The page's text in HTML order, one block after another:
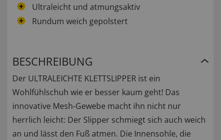
Ultraleicht und atmungsaktiv
Rundum weich gepolstert
BESCHREIBUNG
Der ULTRALEICHTE KLETTSLIPPER ist ein
Wohlfühlschuh wie er besser kaum geht! Das
innovative Mesh-Gewebe macht ihn nicht nur
herrlich leicht: Der Slipper schmiegt sich auch weich
an und lässt den Fuß atmen. Die Innensohle, die